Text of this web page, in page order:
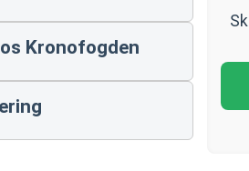
Kronofogden